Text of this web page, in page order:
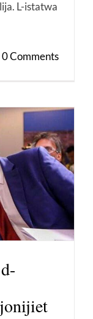
L-istatwa
0 Comments